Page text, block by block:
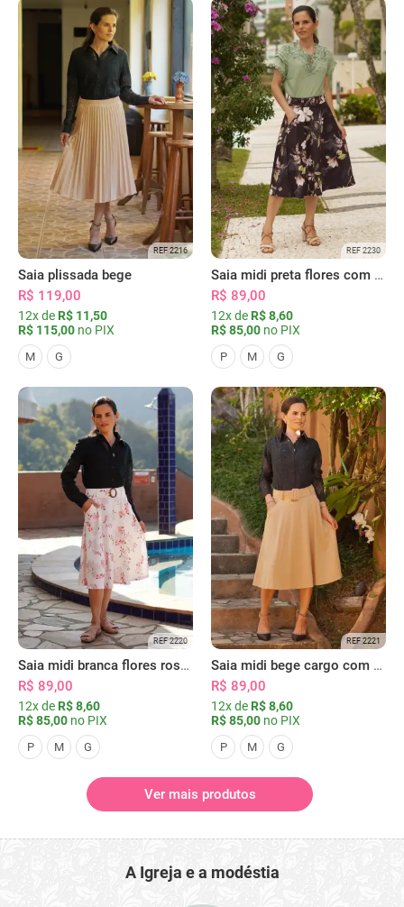
REF 2216
Saia plissada bege
R$ 119,00
12x de R$ 11,50
R$ 115,00 no PIX
M G
REF 2230
Saia midi preta flores com bolsos
R$ 89,00
12x de R$ 8,60
R$ 85,00 no PIX
P M G
REF 2220
Saia midi branca flores rosas com bolsos
R$ 89,00
12x de R$ 8,60
R$ 85,00 no PIX
P M G
REF 2221
Saia midi bege cargo com bolsos
R$ 89,00
12x de R$ 8,60
R$ 85,00 no PIX
P M G
Ver mais produtos
A Igreja e a modéstia